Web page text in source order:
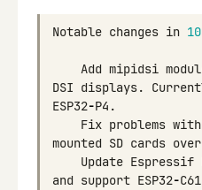
Notable changes in 10
Add mipidsi
DSI displays.
ESP32-P4 .
Fix problems with
mounted SD cards over
Update Espressif
and support ESP32-C61